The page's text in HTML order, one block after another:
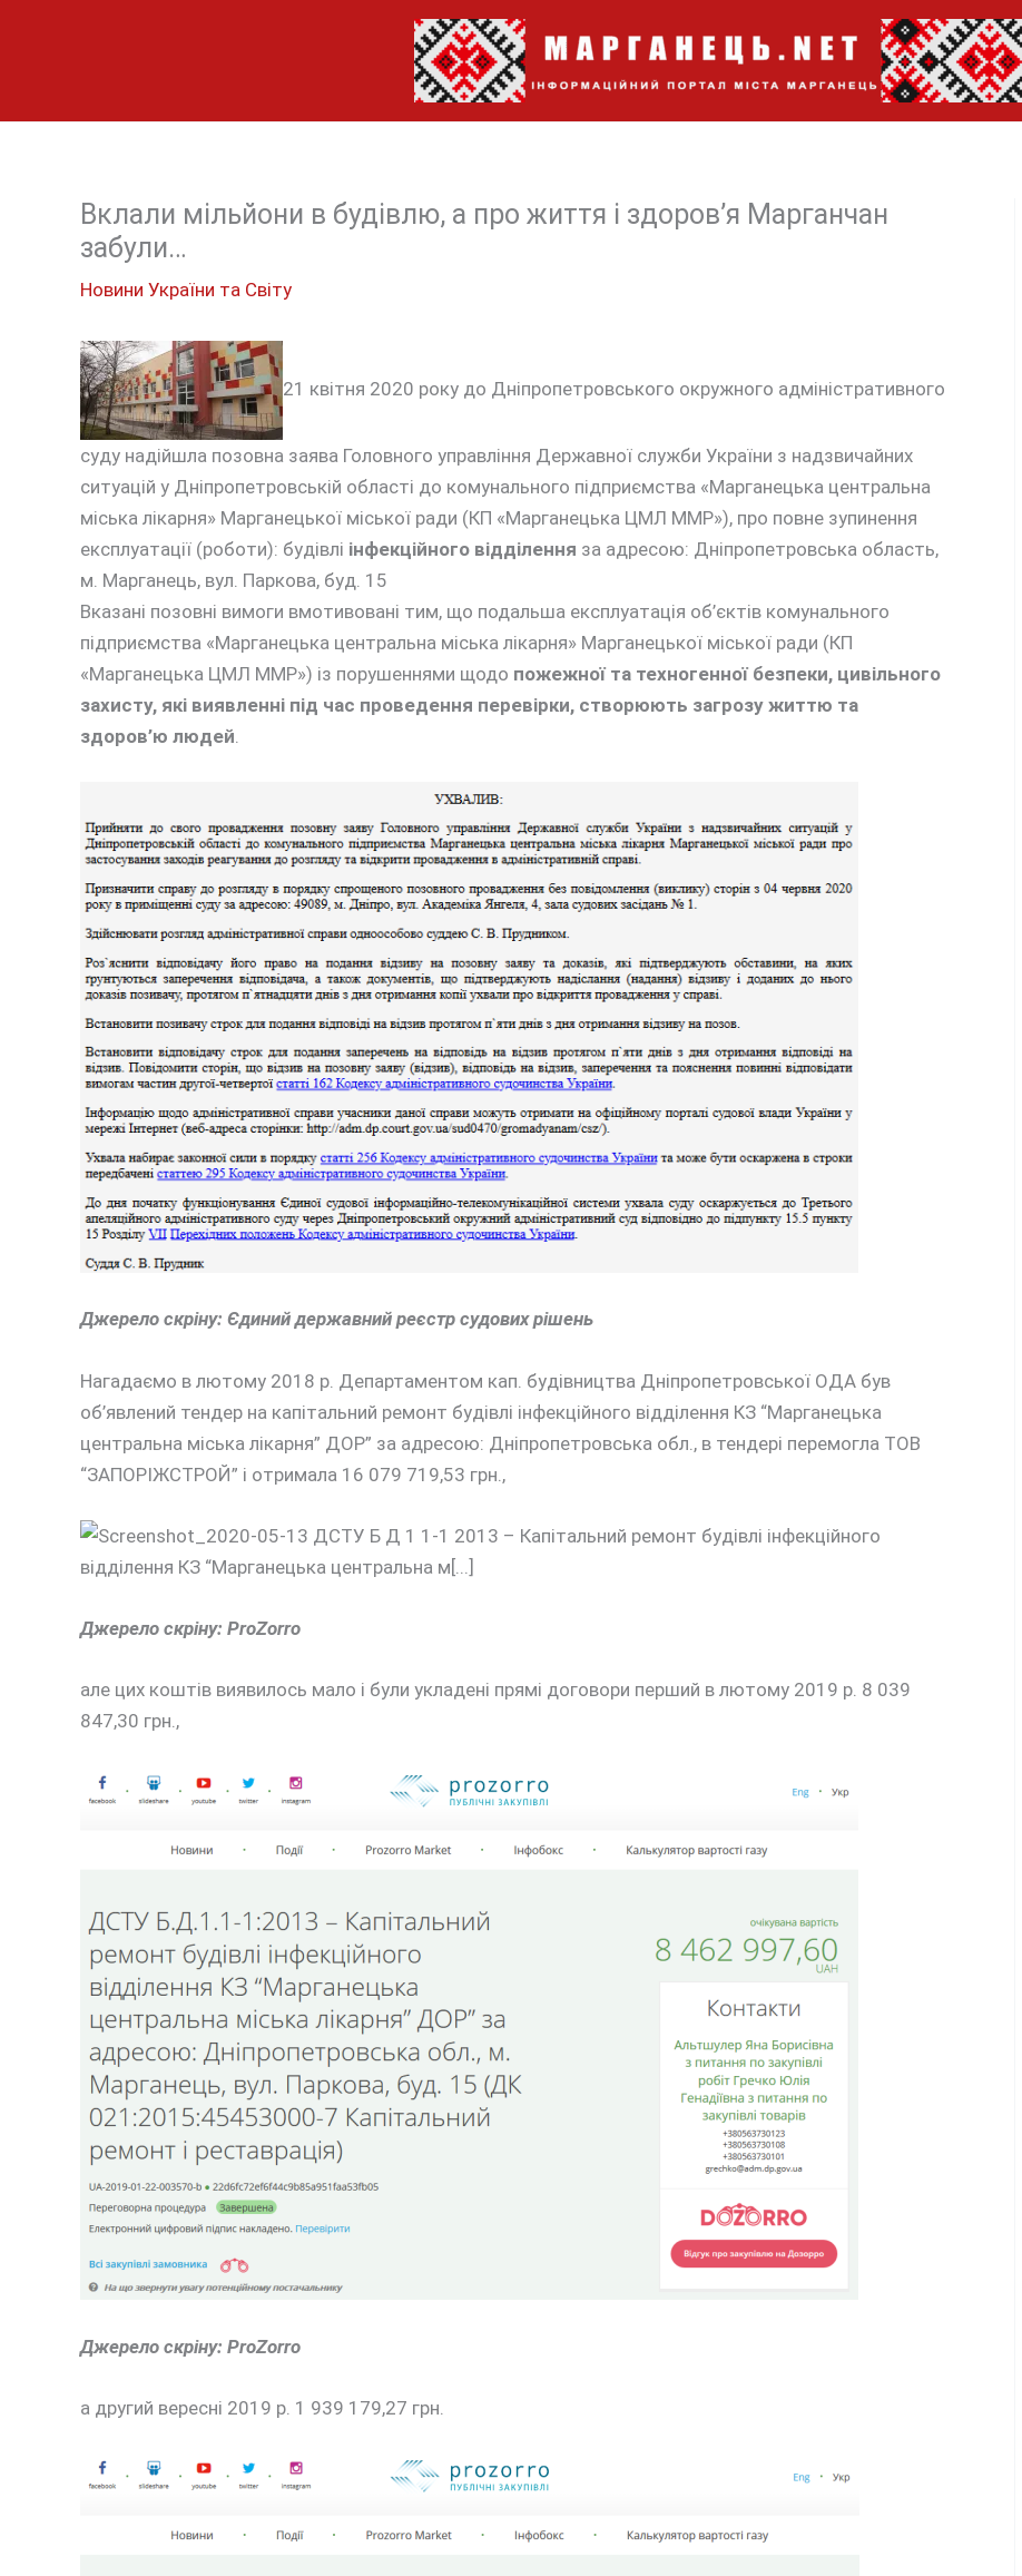
Вклали мільйони в будівлю, а про життя і здоров’я Марганчан
забули…
Новини України та Світу
21 квітня 2020 року до Дніпропетровського окружного адміністративного
суду надійшла позовна заява Головного управління Державної служби України з надзвичайних
ситуацій у Дніпропетровській області до комунального підприємства «Марганецька центральна
міська лікарня» Марганецької міської ради (КП «Марганецька ЦМЛ ММР»), про повне зупинення
експлуатації (роботи): будівлі інфекційного відділення за адресою: Дніпропетровська область,
м. Марганець, вул. Паркова, буд. 15
Вказані позовні вимоги вмотивовані тим, що подальша експлуатація об’єктів комунального
підприємства «Марганецька центральна міська лікарня» Марганецької міської ради (КП
«Марганецька ЦМЛ ММР») із порушеннями щодо пожежної та техногенної безпеки, цивільного
захисту, які виявленні під час проведення перевірки, створюють загрозу життю та
здоров’ю людей.
Джерело скріну: Єдиний державний реєстр судових рішень
Нагадаємо в лютому 2018 р. Департаментом кап. будівництва Дніпропетровської ОДА був
об’явлений тендер на капітальний ремонт будівлі інфекційного відділення КЗ “Марганецька
центральна міська лікарня” ДОР” за адресою: Дніпропетровська обл., в тендері перемогла ТОВ
“ЗАПОРІЖСТРОЙ” і отримала 16 079 719,53 грн.,
Джерело скріну: ProZorro
але цих коштів виявилось мало і були укладені прямі договори перший в лютому 2019 р. 8 039
847,30 грн.,
Джерело скріну: ProZorro
а другий вересні 2019 р. 1 939 179,27 грн.